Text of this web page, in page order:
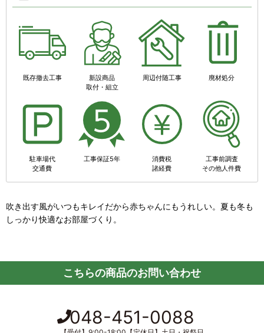
既存撤去工事
新設商品
取付・組立
周辺付随工事 廃材処分
駐車場代
交通費
工事保証5年
消費税
諸経費
工事前調査
その他人件費
吹き出す風がいつもキレイだから赤ちゃんにもうれしい。夏も冬も
しっかり快適なお部屋づくり。
こちらの商品のお問い合わせ
048-451-0088